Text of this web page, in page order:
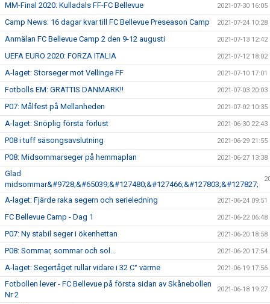
MM-Final 2020: Kulladals FF-FC Bellevue 2021-07-30 16:05
Camp News: 16 dagar kvar till FC Bellevue Preseason Camp 2021-07-24 10:28
Anmälan FC Bellevue Camp 2 den 9-12 augusti 2021-07-13 12:42
UEFA EURO 2020: FORZA ITALIA 2021-07-12 18:02
A-laget: Storseger mot Vellinge FF 2021-07-10 17:01
Fotbolls EM: GRATTIS DANMARK!! 2021-07-03 20:03
P07: Målfest på Mellanheden 2021-07-02 10:35
A-laget: Snöplig första förlust 2021-06-30 22:43
P08 i tuff säsongsavslutning 2021-06-29 21:55
P08: Midsommarseger på hemmaplan 2021-06-27 13:38
Glad
midsommar&#9728;&#65039;&#127480;&#127466;&#127803;&#127827;
A-laget: Fjärde raka segern och serieledning 2021-06-24 09:51
FC Bellevue Camp - Dag 1 2021-06-22 06:48
P07: Ny stabil seger i ökenhettan 2021-06-20 18:58
P08: Sommar, sommar och sol... 2021-06-20 17:54
A-laget: Segertåget rullar vidare i 32 C° värme 2021-06-19 17:56
Fotbollen lever - FC Bellevue på första sidan av Skånebollen
Nr 2
2021-06-18 19:27